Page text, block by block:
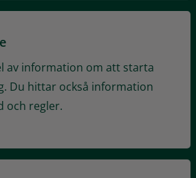
av information om att starta
Du hittar också information
och regler.